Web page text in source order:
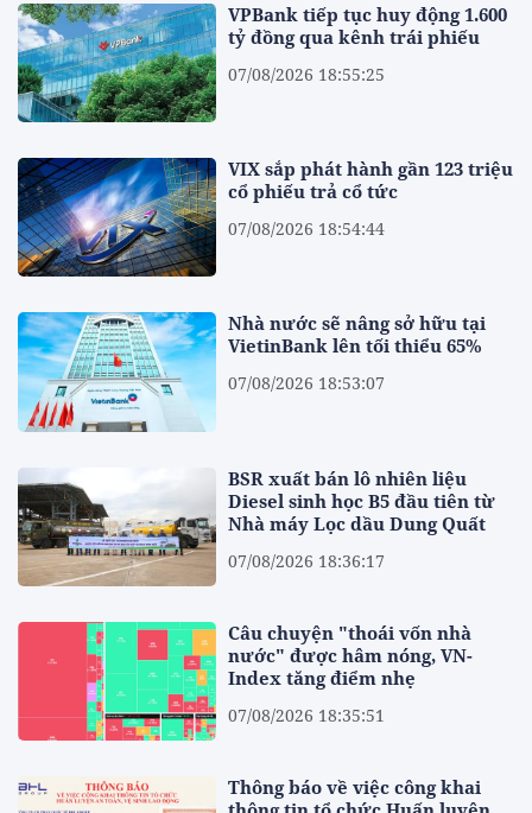
VPBank tiếp tục huy động 1.600
tỷ đồng qua kênh trái phiếu
07/08/2026 18:55:25
VIX sắp phát hành gần 123 triệu
cổ phiếu trả cổ tức
07/08/2026 18:54:44
Nhà nước sẽ nâng sở hữu tại
VietinBank lên tối thiểu 65%
07/08/2026 18:53:07
BSR xuất bán lô nhiên liệu
Diesel sinh học B5 đầu tiên từ
Nhà máy Lọc dầu Dung Quất
07/08/2026 18:36:17
Câu chuyện "thoái vốn nhà
nước" được hâm nóng, VN-
Index tăng điểm nhẹ
07/08/2026 18:35:51
Thông báo về việc công khai